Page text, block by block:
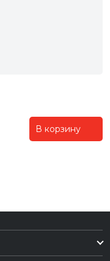
В корзину